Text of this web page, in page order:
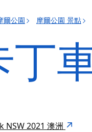
爾公園 摩爾公園 景點
丁
NSW 2021 澳洲